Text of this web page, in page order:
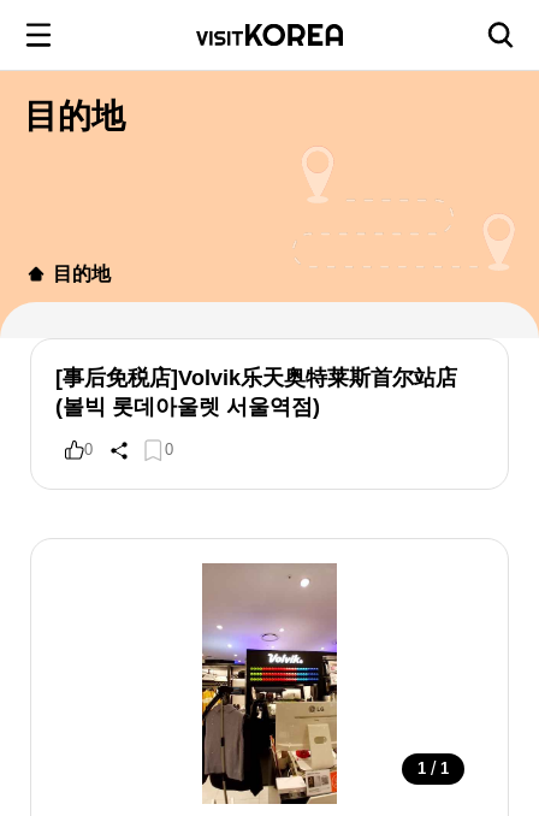
目的地
目的地
[事后免税店]Volvik乐天奥特莱斯首尔站店
(볼빅 롯데아울렛 서울역점)
0 0
1 / 1